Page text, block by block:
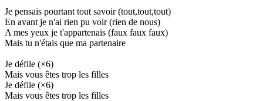
Je pensais pourtant tout savoir (tout,tout,tout)
En avant je n'ai rien pu voir (rien de nous)
A mes yeux je t'appartenais (faux faux faux)
Mais tu n'étais que ma partenaire
Je défile (×6)
Mais vous êtes trop les filles
Je défile (×6)
Mais vous êtes trop les filles